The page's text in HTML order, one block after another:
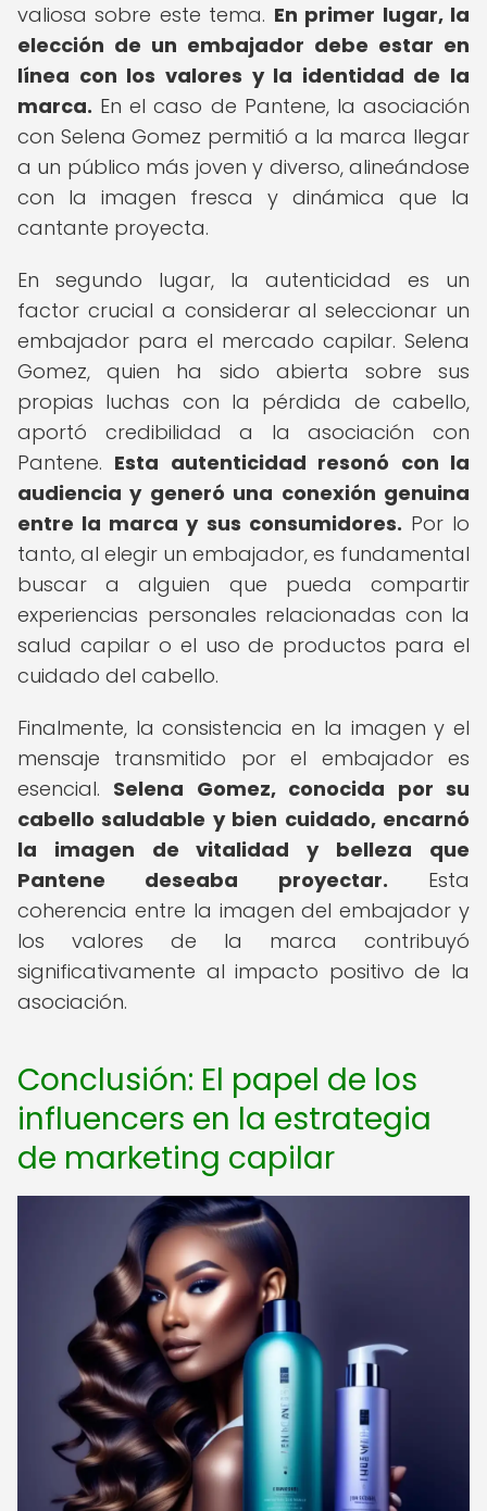
valiosa sobre este tema. En primer lugar, la
elección de un embajador debe estar en
línea con los valores y la identidad de la
marca. En el caso de Pantene, la asociación
con Selena Gomez permitió a la marca llegar
a un público más joven y diverso, alineándose
con la imagen fresca y dinámica que la
cantante proyecta.
En segundo lugar, la autenticidad es un
factor crucial a considerar al seleccionar un
embajador para el mercado capilar. Selena
Gomez, quien ha sido abierta sobre sus
propias luchas con la pérdida de cabello,
aportó credibilidad a la asociación con
Pantene. Esta autenticidad resonó con la
audiencia y generó una conexión genuina
entre la marca y sus consumidores. Por lo
tanto, al elegir un embajador, es fundamental
buscar a alguien que pueda compartir
experiencias personales relacionadas con la
salud capilar o el uso de productos para el
cuidado del cabello.
Finalmente, la consistencia en la imagen y el
mensaje transmitido por el embajador es
esencial. Selena Gomez, conocida por su
cabello saludable y bien cuidado, encarnó
la imagen de vitalidad y belleza que
Pantene deseaba proyectar. Esta
coherencia entre la imagen del embajador y
los valores de la marca contribuyó
significativamente al impacto positivo de la
asociación.
Conclusión: El papel de los
influencers en la estrategia
de marketing capilar